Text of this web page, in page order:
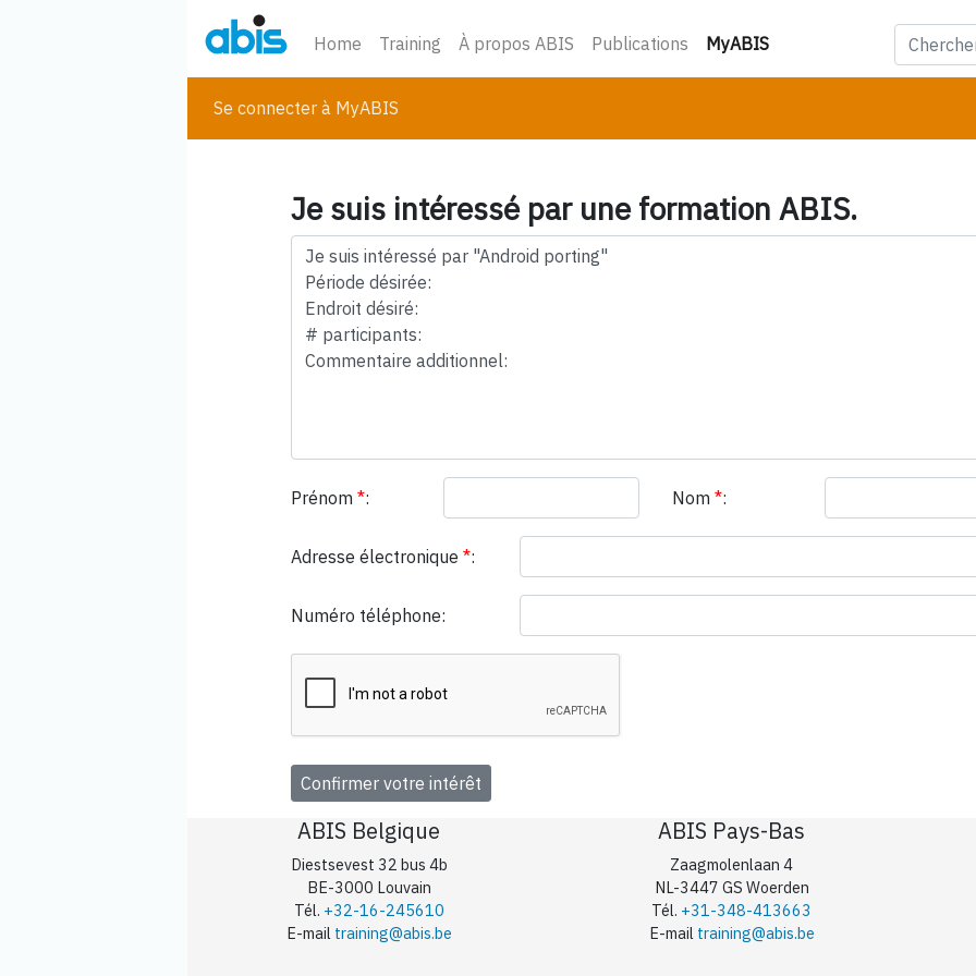
Home Training À propos ABIS Publications MyABIS(courant)
Se connecter à MyABIS
Je suis intéressé par une formation ABIS.
Prénom *: Nom *:
Adresse électronique *:
Numéro téléphone:
ABIS Belgique
Diestsevest 32 bus 4b
BE-3000 Louvain
Tél. +32-16-245610
E-mail training@abis.be
ABIS Pays-Bas
Zaagmolenlaan 4
NL-3447 GS Woerden
Tél. +31-348-413663
E-mail training@abis.be